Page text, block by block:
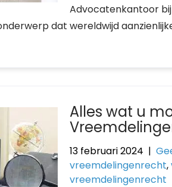
Advocatenkantoor
dat wereldwijd
Alles wat u
13 februari 2024 |
vreemdelingenrecht,
vreemdelingenrecht